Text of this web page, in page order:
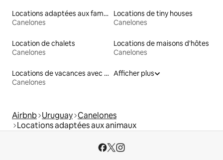
Locations adaptées aux familles
Canelones
Locations de tiny houses
Canelones
Location de chalets
Canelones
Locations de maisons d'hôtes
Canelones
Locations de vacances avec piscine
Canelones
Afficher plus
Airbnb Uruguay Canelones
Locations adaptées aux animaux